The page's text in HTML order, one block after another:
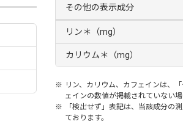
その他の表示成分
リン＊（mg）
カリウム＊（mg）
※ リン、カリウム、カフェインは、
ェインの数値が掲載されていない
※
「検出せず」表記は、当該成分の
ております。